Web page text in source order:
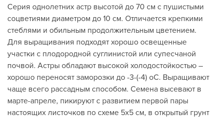
Серия однолетних астр высотой до 70 см с пушистыми
соцветиями диаметром до 10 см. Отличается крепкими
стеблями и обильным продолжительным цветением.
Для выращивания подходят хорошо освещенные
участки с плодородной суглинистой или супесчаной
почвой. Астры обладают высокой холодостойкостью –
хорошо переносят заморозки до -3-(-4) оС. Выращивают
чаще всего рассадным способом. Семена высевают в
марте-апреле, пикируют с развитием первой пары
настоящих листочков по схеме 5х5 см, в открытый грунт